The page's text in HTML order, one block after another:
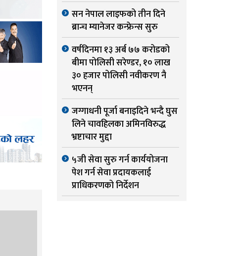
सन नेपाल लाइफको तीन दिने
ब्रान्च म्यानेजर कन्फ्रेन्स सुरु
वर्षदिनमा १३ अर्ब ७७ करोडको
बीमा पोलिसी सरेण्डर, १० लाख
३० हजार पोलिसी नवीकरण नै
भएनन्
जग्गाधनी पूर्जा बनाइदिने भन्दै घुस
लिने चावहिलका अमिनविरुद्ध
भ्रष्टाचार मुद्दा
५जी सेवा सुरु गर्न कार्ययोजना
पेश गर्न सेवा प्रदायकलाई
प्राधिकरणको निर्देशन